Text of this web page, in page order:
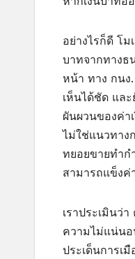
อย่างไรก็ดี โ
บาทจากทางธ
หน้า ทาง กนง
เห็นได้ชัด แล
ผันผวนของค่า
ไม่ใช่แนวทาง
ทยอยขายทำก
สามารถแข็งค่
เราประเมินว่
ความไม่แน่นอ
ประเด็นการเ